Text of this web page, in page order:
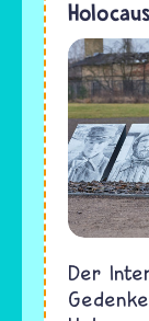
Der